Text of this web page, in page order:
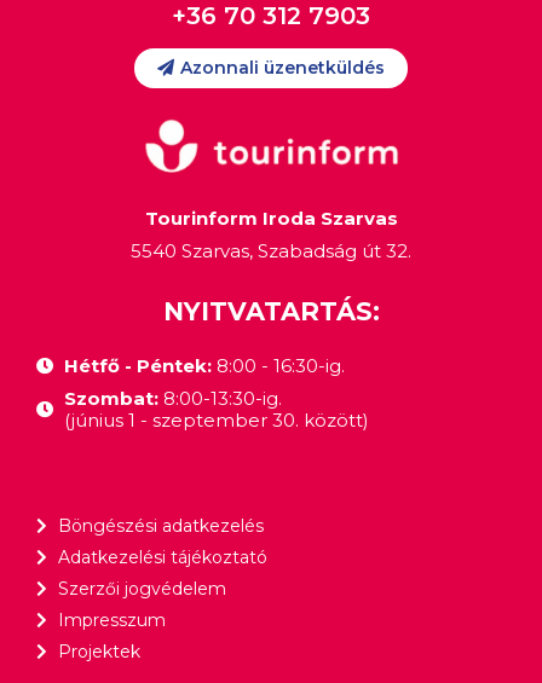
+36 70 312 7903
Azonnali üzenetküldés
Tourinform Iroda Szarvas
5540 Szarvas, Szabadság út 32.
NYITVATARTÁS:
Hétfő - Péntek:8:00 - 16:30-ig.
Szombat: 8:00-13:30-ig.
(június 1 - szeptember 30. között)
Böngészési adatkezelés
Adatkezelési tájékoztató
Szerzői jogvédelem
Impresszum
Projektek